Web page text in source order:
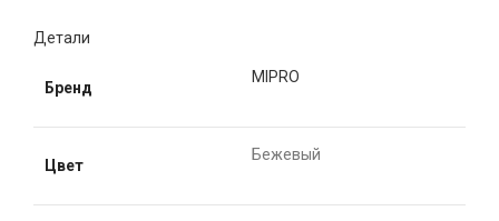
Детали
Бренд
MIPRO
Цвет
Бежевый